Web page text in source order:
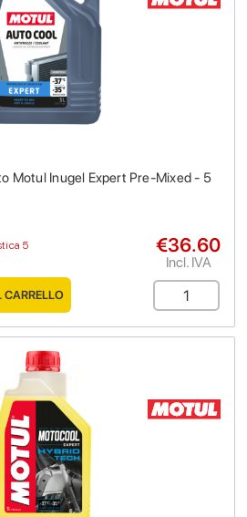
Motul Inugel Expert Pre-Mixed - 5
5
€36.60
Incl. IVA
CARRELLO